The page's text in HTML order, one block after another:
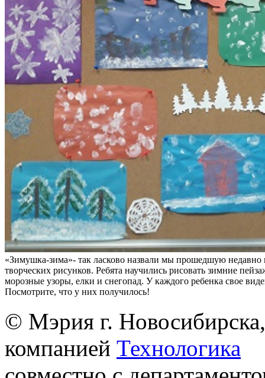
«Зимушка-зима»- так ласково назвали мы прошедшую недавно
творческих рисунков. Ребята научились рисовать зимние
морозные узоры, елки и снегопад. У каждого ребенка свое
Посмотрите, что у них получилось!
© Мэрия г.
компанией Технологика